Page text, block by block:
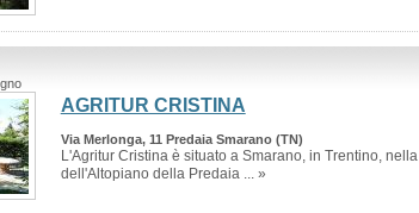
AGRITUR CRISTINA
Via Merlonga, 11 Predaia Smarano (TN)
L'Agritur Cristina è situato a Smarano, in Trentino,
dell'Altopiano della Predaia ... »